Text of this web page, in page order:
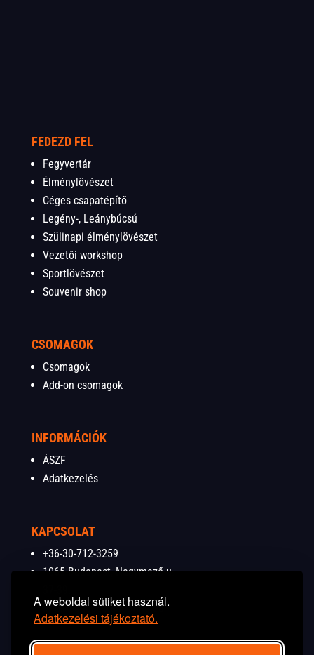
A weboldal sütiket használ.
Adatkezelési tájékoztató.
FEDEZD FEL
Fegyvertár
Élménylövészet
Céges csapatépítő
Legény-, Leánybúcsú
Szülinapi élménylövészet
Vezetői workshop
Sportlövészet
Souvenir shop
CSOMAGOK
Csomagok
Add-on csomagok
INFORMÁCIÓK
ÁSZF
Adatkezelés
KAPCSOLAT
+36-30-712-3259
1065 Budapest, Nagymező u.
info@budapestshooting.eu